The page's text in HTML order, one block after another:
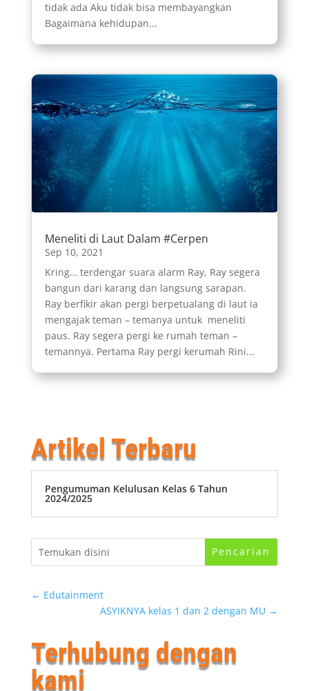
tidak ada Aku tidak bisa membayangkan
Bagaimana kehidupan...
Meneliti di Laut Dalam #Cerpen
Sep 10, 2021
Kring… terdengar suara alarm Ray, Ray segera
bangun dari karang dan langsung sarapan.
Ray berfikir akan pergi berpetualang di laut ia
mengajak teman – temanya untuk meneliti
paus. Ray segera pergi ke rumah teman –
temannya. Pertama Ray pergi kerumah Rini...
Artikel Terbaru
Pengumuman Kelulusan Kelas 6 Tahun
2024/2025
← Edutainment
ASYIKNYA kelas 1 dan 2 dengan MU →
Terhubung dengan
kami